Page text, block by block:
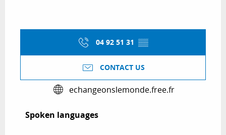
04 92 51 31 ▒▒
CONTACT US
echangeonslemonde.free.fr
Spoken languages
Spoken languages